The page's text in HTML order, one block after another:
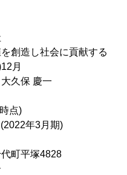
創造し社会に貢献する
月
久保 慶一
点)
年3月期)
平塚4828